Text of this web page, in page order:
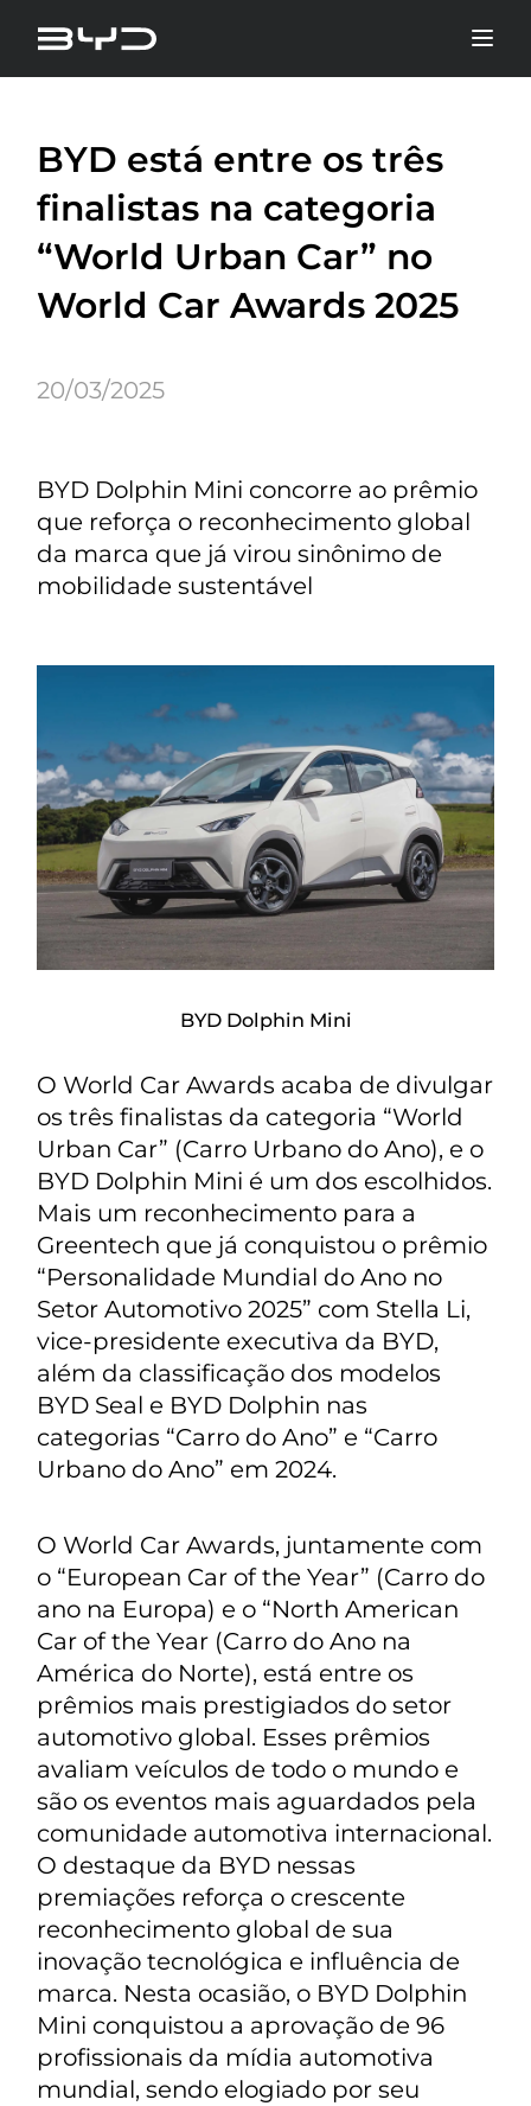
BYD está entre os três
finalistas na categoria
“World Urban Car” no
World Car Awards 2025
20/03/2025
BYD Dolphin Mini concorre ao prêmio
que reforça o reconhecimento global
da marca que já virou sinônimo de
mobilidade sustentável
BYD Dolphin Mini
O World Car Awards acaba de divulgar
os três finalistas da categoria “World
Urban Car” (Carro Urbano do Ano), e o
BYD Dolphin Mini é um dos escolhidos.
Mais um reconhecimento para a
Greentech que já conquistou o prêmio
“Personalidade Mundial do Ano no
Setor Automotivo 2025” com Stella Li,
vice-presidente executiva da BYD,
além da classificação dos modelos
BYD Seal e BYD Dolphin nas
categorias “Carro do Ano” e “Carro
Urbano do Ano” em 2024.
O World Car Awards, juntamente com
o “European Car of the Year” (Carro do
ano na Europa) e o “North American
Car of the Year (Carro do Ano na
América do Norte), está entre os
prêmios mais prestigiados do setor
automotivo global. Esses prêmios
avaliam veículos de todo o mundo e
são os eventos mais aguardados pela
comunidade automotiva internacional.
O destaque da BYD nessas
premiações reforça o crescente
reconhecimento global de sua
inovação tecnológica e influência de
marca. Nesta ocasião, o BYD Dolphin
Mini conquistou a aprovação de 96
profissionais da mídia automotiva
mundial, sendo elogiado por seu